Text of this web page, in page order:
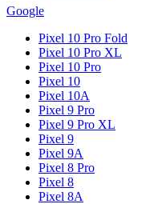
Google
Pixel 10 Pro Fold
Pixel 10 Pro XL
Pixel 10 Pro
Pixel 10
Pixel 10A
Pixel 9 Pro
Pixel 9 Pro XL
Pixel 9
Pixel 9A
Pixel 8 Pro
Pixel 8
Pixel 8A